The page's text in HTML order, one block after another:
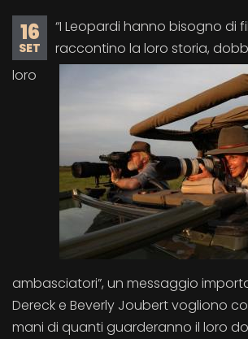
16
SET
“I Leopardi hanno bisogno di
raccontino la loro storia,
loro
ambasciatori”, un messaggio
Dereck e Beverly Joubert vogliono
mani di quanti guarderanno il loro